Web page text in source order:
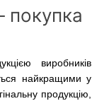
покупка
виробників
найкращими у
продукцію,